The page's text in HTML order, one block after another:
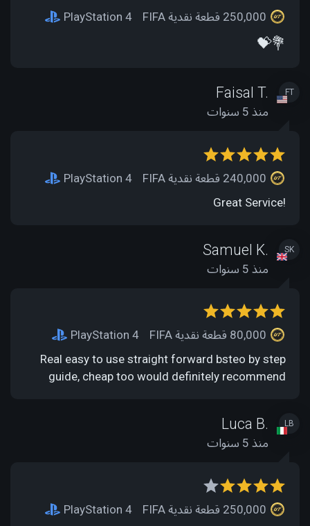
PlayStation 4
💝💐
FT
Faisal T.
منذ 5 سنوات
PlayStation 4
Great Service!
SK
Samuel K.
منذ 5 سنوات
PlayStation 4
Real easy to use straight forward bsteo by step
guide, cheap too would definitely recommend
LB
Luca B.
منذ 5 سنوات
PlayStation 4